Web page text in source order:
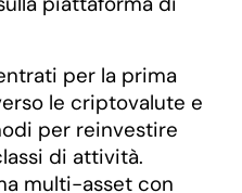
per la prima
le criptovalute e
per reinvestire
di attività.
multi-asset con